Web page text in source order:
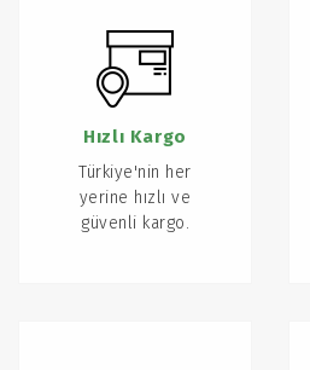
Hızlı Kargo
Türkiye'nin her
yerine hızlı ve
güvenli kargo.